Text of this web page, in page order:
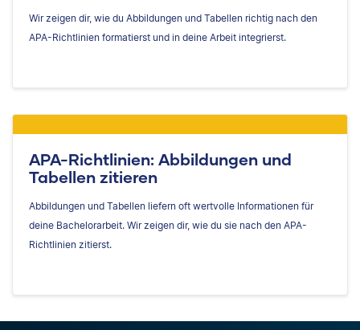
Wir zeigen dir, wie du Abbildungen und Tabellen richtig nach den
APA-Richtlinien formatierst und in deine Arbeit integrierst.
APA-Richtlinien: Abbildungen und
Tabellen zitieren
Abbildungen und Tabellen liefern oft wertvolle Informationen für
deine Bachelorarbeit. Wir zeigen dir, wie du sie nach den APA-
Richtlinien zitierst.